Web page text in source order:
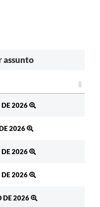
assunto
DE 2026
2026
DE 2026
DE 2026
DE 2026